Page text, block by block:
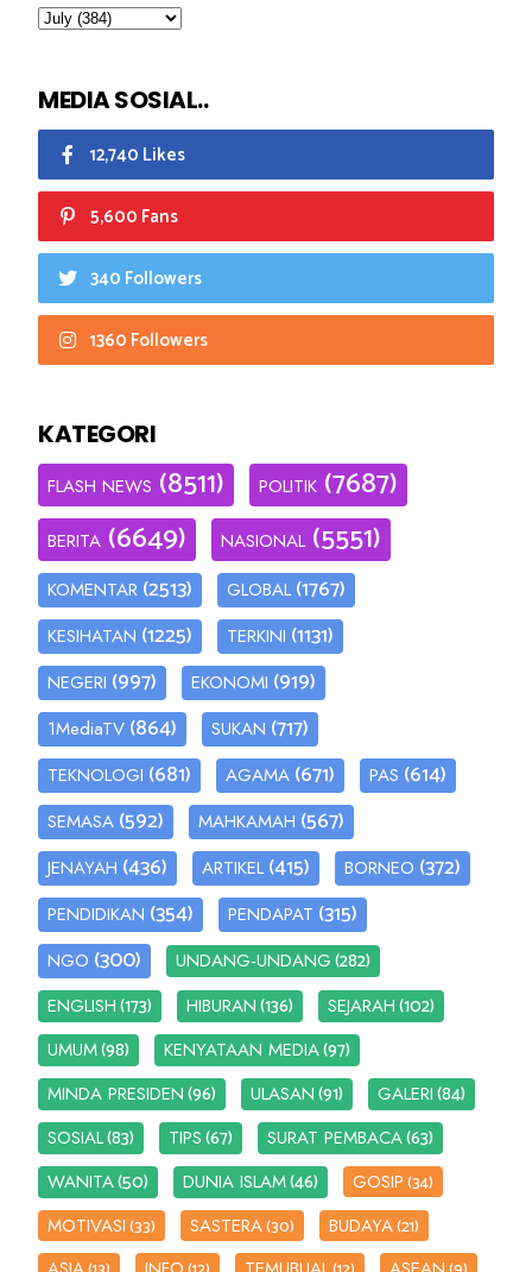
MEDIA SOSIAL..
12,740 Likes
5,600 Fans
340 Followers
1360 Followers
KATEGORI
FLASH NEWS (8511) POLITIK (7687)
BERITA (6649) NASIONAL (5551)
KOMENTAR (2513) GLOBAL (1767)
KESIHATAN (1225) TERKINI (1131)
NEGERI (997) EKONOMI (919)
1MediaTV (864) SUKAN (717)
TEKNOLOGI (681) AGAMA (671) PAS (614)
SEMASA (592) MAHKAMAH (567)
JENAYAH (436) ARTIKEL (415) BORNEO (372)
PENDIDIKAN (354) PENDAPAT (315)
NGO (300) UNDANG-UNDANG(282)
ENGLISH(173) HIBURAN(136) SEJARAH(102)
UMUM(98) KENYATAAN MEDIA(97)
MINDA PRESIDEN(96) ULASAN(91) GALERI(84)
SOSIAL(83) TIPS(67) SURAT PEMBACA(63)
WANITA(50) DUNIA ISLAM(46) GOSIP(34)
MOTIVASI(33) SASTERA(30) BUDAYA(21)